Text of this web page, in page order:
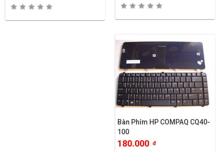
Bàn Phím HP COMPAQ CQ40-
100
180.000 đ